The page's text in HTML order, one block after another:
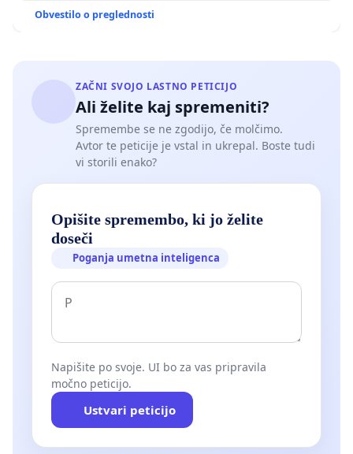
Obvestilo o preglednosti
ZAČNI SVOJO LASTNO PETICIJO
Ali želite kaj spremeniti?
Spremembe se ne zgodijo, če molčimo.
Avtor te peticije je vstal in ukrepal. Boste tudi
vi storili enako?
Opišite spremembo, ki jo želite
doseči
Poganja umetna inteligenca
Napišite po svoje. UI bo za vas pripravila
močno peticijo.
Ustvari peticijo